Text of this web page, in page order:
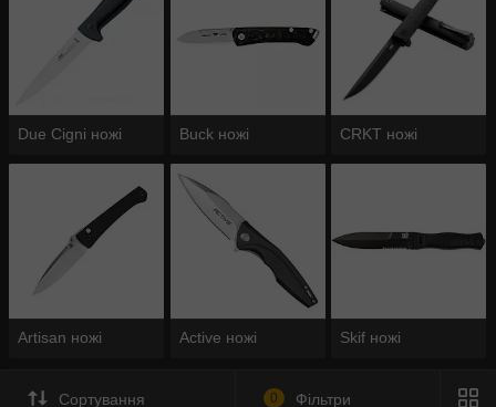
Due Cigni ножі Buck ножі CRKT ножі
Artisan ножі Active ножі Skif ножі
Сортування 0 Фільтри